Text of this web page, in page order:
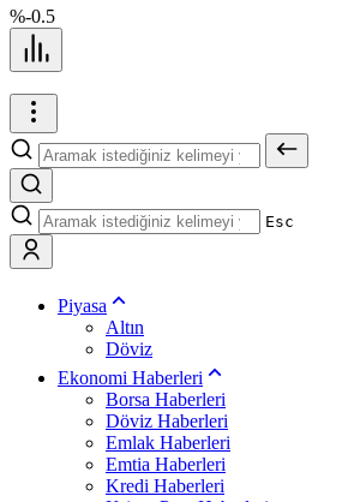
%-0.5
Esc
Piyasa
Altın
Döviz
Ekonomi Haberleri
Borsa Haberleri
Döviz Haberleri
Emlak Haberleri
Emtia Haberleri
Kredi Haberleri